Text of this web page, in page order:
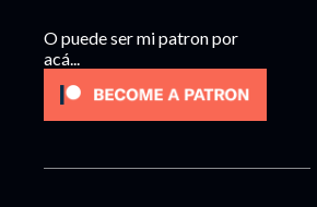
O puede ser mi patron por
acá...